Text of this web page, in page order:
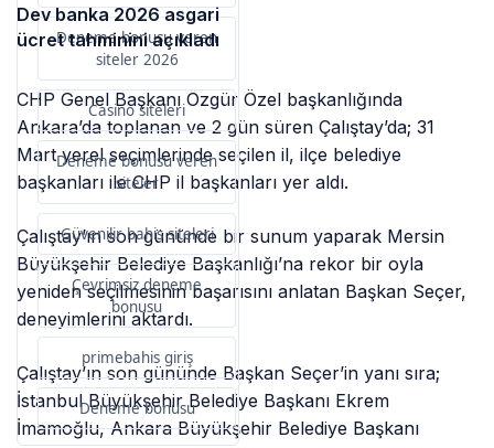
Deneme bonusu veren
siteler 2026
Casino siteleri
Deneme bonusu veren
siteler
Güvenilir bahis siteleri
Çevrimsiz deneme
bonusu
primebahis giriş
Deneme bonusu
Dev banka 2026 asgari
ücret tahminini açıkladı
CHP Genel Başkanı Özgür Özel başkanlığında
Ankara’da toplanan ve 2 gün süren Çalıştay’da; 31
Mart yerel seçimlerinde seçilen il, ilçe belediye
başkanları ile CHP il başkanları yer aldı.
Çalıştay’ın son gününde bir sunum yaparak Mersin
Büyükşehir Belediye Başkanlığı’na rekor bir oyla
yeniden seçilmesinin başarısını anlatan Başkan Seçer,
deneyimlerini aktardı.
Çalıştay’ın son gününde Başkan Seçer’in yanı sıra;
İstanbul Büyükşehir Belediye Başkanı Ekrem
İmamoğlu, Ankara Büyükşehir Belediye Başkanı